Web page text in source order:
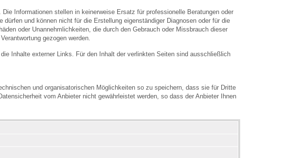
Informationen stellen in keinerweise Ersatz für professionelle Beratungen oder
und können nicht für die Erstellung eigenständiger Diagnosen oder für die
oder Unannehmlichkeiten, die durch den Gebrauch oder Missbrauch dieser
gezogen werden.
Inhalte externer Links. Für den Inhalt der verlinkten Seiten sind ausschließlich
und organisatorischen Möglichkeiten so zu speichern, dass sie für Dritte
vom Anbieter nicht gewährleistet werden, so dass der Anbieter Ihnen